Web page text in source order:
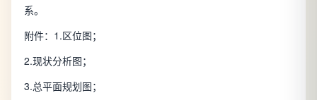
系。
附件：1.区位图；
2.现状分析图；
3.总平面规划图；